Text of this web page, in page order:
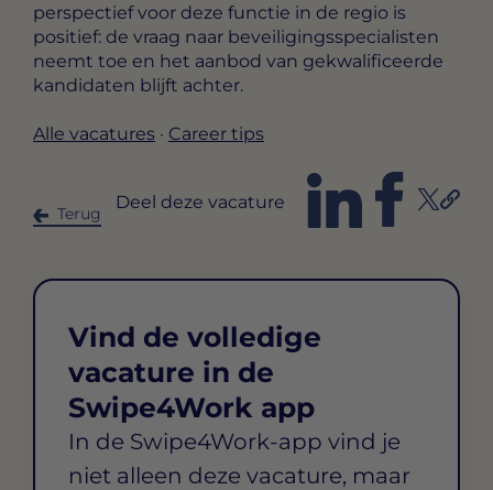
perspectief voor deze functie in de regio is
positief: de vraag naar beveiligingsspecialisten
neemt toe en het aanbod van gekwalificeerde
kandidaten blijft achter.
Alle vacatures · Career tips
Terug
Deel deze vacature
Vind de volledige
vacature in de
Swipe4Work app
In de Swipe4Work-app vind je
niet alleen deze vacature, maar